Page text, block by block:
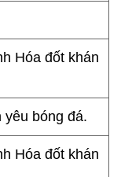
yêu bóng đá.